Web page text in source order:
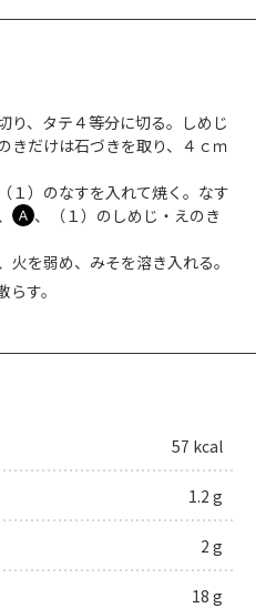
り、タテ４等分に切る。しめじ
きだけは石づきを取り、４ｃｍ
１）のなすを入れて焼く。なす
Ａ 、（１）のしめじ・えのき
火を弱め、みそを溶き入れる。
す。
57 kcal
1.2 g
2 g
18 g